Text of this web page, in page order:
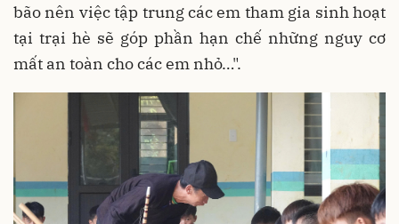
bão nên việc tập trung các em tham gia sinh hoạt
tại trại hè sẽ góp phần hạn chế những nguy cơ
mất an toàn cho các em nhỏ…".